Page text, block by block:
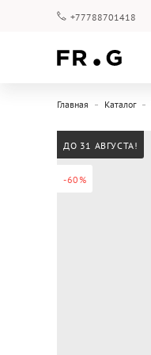
+77788701418
Главная Каталог
-60%
ДО 31 АВГУСТА!